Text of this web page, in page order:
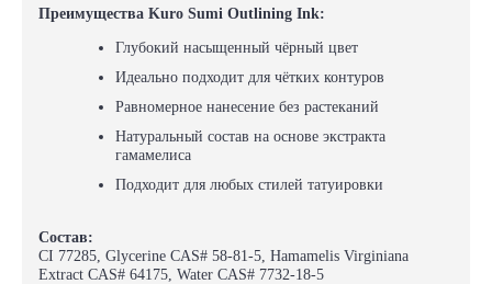
Преимущества Kuro Sumi Outlining Ink:
Глубокий насыщенный чёрный цвет
Идеально подходит для чётких контуров
Равномерное нанесение без растеканий
Натуральный состав на основе экстракта
гамамелиса
Подходит для любых стилей татуировки
Состав:
CI 77285, Glycerine CAS# 58-81-5, Hamamelis Virginiana
Extract CAS# 64175, Water CAS# 7732-18-5